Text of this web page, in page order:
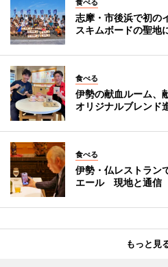
志摩・市後浜で初
スキムボードの聖地
食べる
伊勢の献血ルーム、
オリジナルブレンド
食べる
伊勢・仏レストラン
エール 現地と通信
もっと見